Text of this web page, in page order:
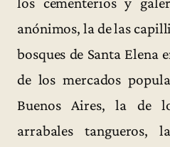
anónimos, la de las
bosques de Santa Elena
de los mercados
Buenos Aires, la de
arrabales